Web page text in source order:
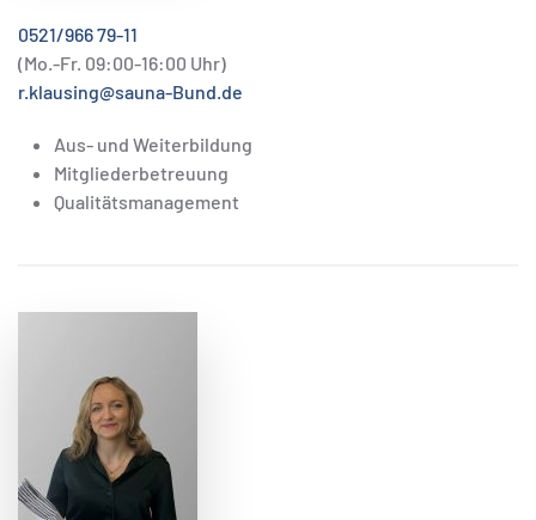
0521/966 79-11
(Mo.-Fr. 09:00-16:00 Uhr)
r.klausing@sauna-Bund.de
Aus- und Weiterbildung
Mitgliederbetreuung
Qualitätsmanagement